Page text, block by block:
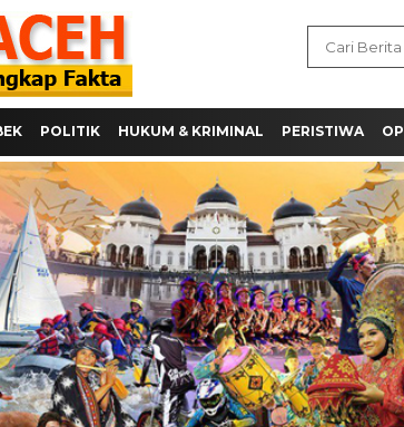
POLITIK HUKUM & KRIMINAL PERISTIWA